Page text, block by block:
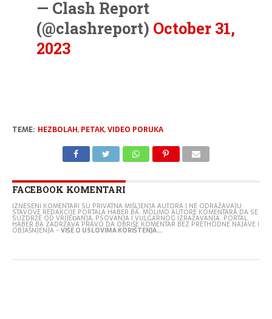
— Clash Report
(@clashreport) October 31,
2023
TEME: HEZBOLAH, PETAK,VIDEO PORUKA
FACEBOOK KOMENTARI
IZNESENI KOMENTARI SU PRIVATNA MIŠLJENJA AUTORA I NE ODRAŽAVAJU
STAVOVE REDAKCIJE PORTALA HABER.BA. MOLIMO AUTORE KOMENTARA DA SE
SUZDRŽE OD VRIJEĐANJA, PSOVANJA I VULGARNOG IZRAŽAVANJA. PORTAL
HABER.BA ZADRŽAVA PRAVO DA OBRIŠE KOMENTAR BEZ PRETHODNE NAJAVE I
OBJAŠNJENJA -VIŠE O USLOVIMA KORIŠTENJA...